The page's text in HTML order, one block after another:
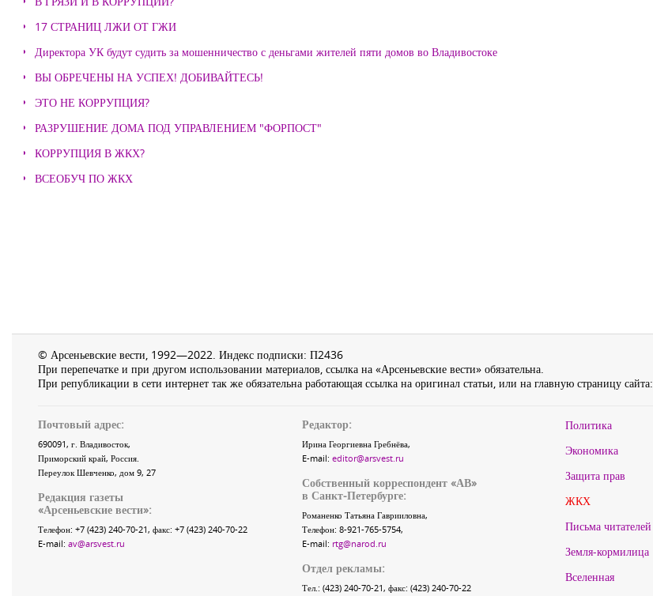
17 СТРАНИЦ ЛЖИ ОТ ГЖИ
Директора УК будут судить за мошенничество с деньгами жителей пяти домов во Владивостоке
ВЫ ОБРЕЧЕНЫ НА УСПЕХ! ДОБИВАЙТЕСЬ!
ЭТО НЕ КОРРУПЦИЯ?
РАЗРУШЕНИЕ ДОМА ПОД УПРАВЛЕНИЕМ "ФОРПОСТ"
КОРРУПЦИЯ В ЖКХ?
ВСЕОБУЧ ПО ЖКХ
© Арсеньевские вести, 1992—2022. Индекс подписки: П2436
При перепечатке и при другом использовании материалов, ссылка на «Арсеньевские вести» обязательна.
При републикации в сети интернет так же обязательна работающая ссылка на оригинал статьи, или на главную страницу сайта:
Почтовый адрес:
690091, г. Владивосток,
Приморский край, Россия.
Переулок Шевченко, дом 9, 27
Редакция газеты
«Арсеньевские вести»:
Телефон: +7 (423) 240-70-21, факс: +7 (423) 240-70-22
E-mail: av@arsvest.ru
Редактор:
Ирина Георгиевна Гребнёва,
E-mail: editor@arsvest.ru
Собственный корреспондент «АВ»
в Санкт-Петербурге:
Романенко Татьяна Гаврииловна,
Телефон: 8-921-765-5754,
E-mail: rtg@narod.ru
Отдел рекламы:
Тел.: (423) 240-70-21, факс: (423) 240-70-22
Политика
Экономика
Защита прав
ЖКХ
Письма читателей
Земля-кормилица
Вселенная